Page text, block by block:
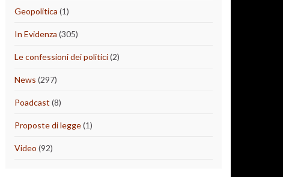
Geopolitica (1)
In Evidenza (305)
Le confessioni dei politici(2)
News (297)
Poadcast (8)
Proposte di legge(1)
Video (92)